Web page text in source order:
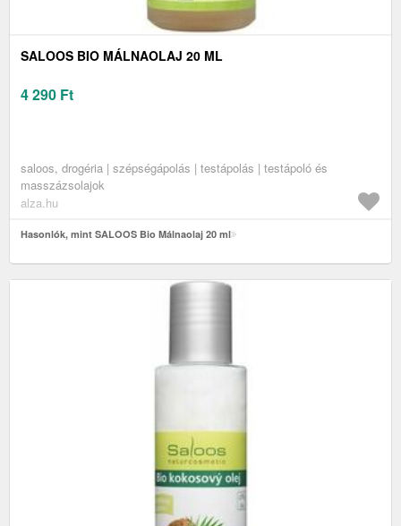
SALOOS BIO MÁLNAOLAJ 20 ML
4 290 Ft
saloos, drogéria | szépségápolás | testápolás | testápoló és
masszázsolajok
alza.hu
Hasonlók, mint SALOOS Bio Málnaolaj 20 ml